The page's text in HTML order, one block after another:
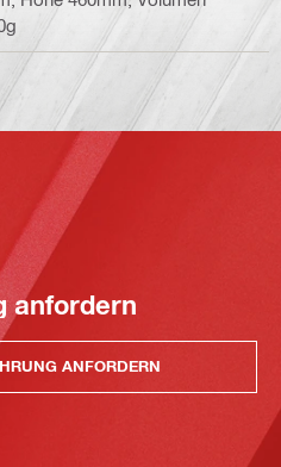
anfordern
ANFORDERN